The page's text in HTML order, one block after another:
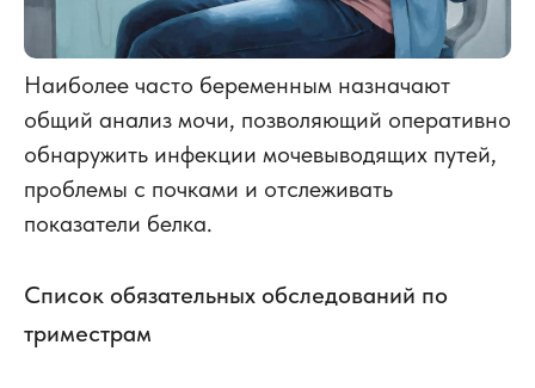
Наиболее часто беременным назначают
общий анализ мочи, позволяющий оперативно
обнаружить инфекции мочевыводящих путей,
проблемы с почками и отслеживать
показатели белка.
Список обязательных обследований по
триместрам